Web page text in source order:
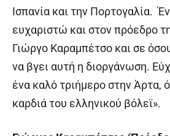
Ισπανία και την Πορτογαλία.
ευχαριστώ και στον πρόεδρο
Γιώργο Καραμπέτσο και σε
να βγει αυτή η διοργάνωση.
ένα καλό τριήμερο στην Άρτα,
καρδιά του ελληνικού βόλεϊ».